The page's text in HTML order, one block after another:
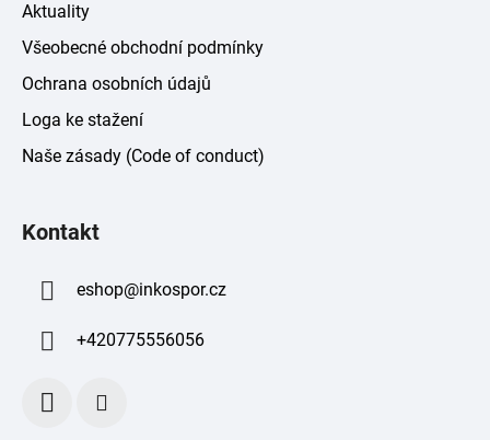
Aktuality
Všeobecné obchodní podmínky
Ochrana osobních údajů
Loga ke stažení
Naše zásady (Code of conduct)
Kontakt
eshop@inkospor.cz
+420775556056